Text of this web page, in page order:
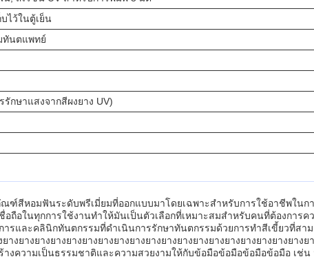
ไว้ในตู้เย็น
ทันตแพทย์
รักษาแสงจากสีผงยาง UV)
ณฑ์สีหอมฟันระดับพรีเมี่ยมที่ออกแบบมาโดยเฉพาะสําหรับการใช้อาชีพใ
ถือในทุกการใช้งานทําให้มันเป็นตัวเลือกที่เหมาะสมสําหรับคนที่ต้องการ
รและคลินิกทันตกรรมที่ดําเนินการรักษาทันตกรรมด้วยการทําสีเขี้ยวที่สา
งยางยางยางยางยางยางยางยางยางยางยางยางยางยางยางยางยางยาง
สร้างความเป็นธรรมชาติและความสวยงามให้กับข้อมือข้อมือข้อมือข้อมือ เ